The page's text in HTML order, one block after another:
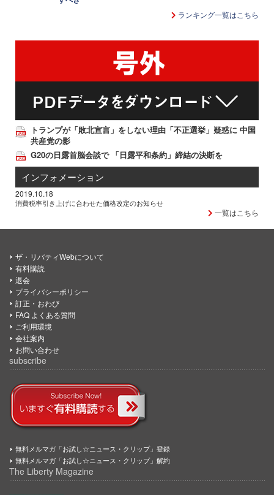
ランキング一覧はこちら
トランプが「敗北宣言」をしない理由「不正選挙」疑惑に 中国
共産党の影
G20の日露首脳会談で 「日露平和条約」締結の決断を
インフォメーション
2019.10.18
消費税率引き上げに合わせた価格改定のお知らせ
一覧はこちら
ザ・リバティWebについて
有料購読
退会
プライバシーポリシー
訂正・おわび
FAQ よくある質問
ご利用環境
会社案内
お問い合わせ
subscribe
無料メルマガ「お試し☆ニュース・クリップ」登録
無料メルマガ「お試し☆ニュース・クリップ」解約
The Liberty Magazine